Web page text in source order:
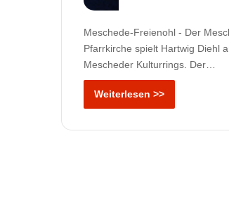
Meschede-Freienohl - Der
Pfarrkirche spielt Hartwig Diehl
Mescheder Kulturrings. Der…
Weiterlesen >>